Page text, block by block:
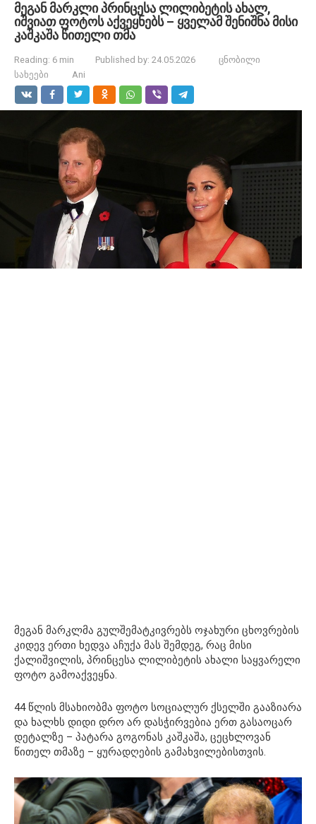
მეგან მარკლი პრინცესა ლილიბეტის ახალ,
იშვიათ ფოტოს აქვეყნებს – ყველამ შენიშნა მისი
კაშკაშა წითელი თმა
Reading: 6 min Published by: 24.05.2026
ცნობილი
სახეები
Ani
მეგან მარკლმა გულშემატკივრებს ოჯახური ცხოვრების
კიდევ ერთი ხედვა აჩუქა მას შემდეგ, რაც მისი
ქალიშვილის, პრინცესა ლილიბეტის ახალი საყვარელი
ფოტო გამოაქვეყნა.
44 წლის მსახიობმა ფოტო სოციალურ ქსელში გააზიარა
და ხალხს დიდი დრო არ დასჭირვებია ერთ გასაოცარ
დეტალზე – პატარა გოგონას კაშკაშა, ცეცხლოვან
წითელ თმაზე – ყურადღების გამახვილებისთვის.